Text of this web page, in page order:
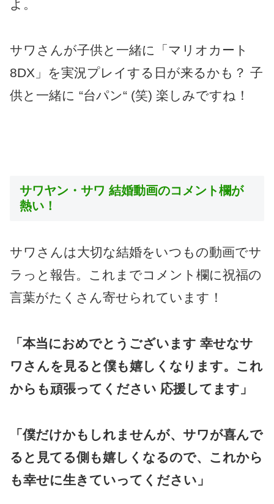
よ。
サワさんが子供と一緒に「マリオカート
8DX」を実況プレイする日が来るかも？ 子
供と一緒に “台パン“ (笑) 楽しみですね！
サワヤン・サワ 結婚動画のコメント欄が
熱い！
サワさんは大切な結婚をいつもの動画でサ
ラっと報告。これまでコメント欄に祝福の
言葉がたくさん寄せられています！
「本当におめでとうございます 幸せなサ
ワさんを見ると僕も嬉しくなります。これ
からも頑張ってください 応援してます」
「僕だけかもしれませんが、サワが喜んで
ると見てる側も嬉しくなるので、これから
も幸せに生きていってください」